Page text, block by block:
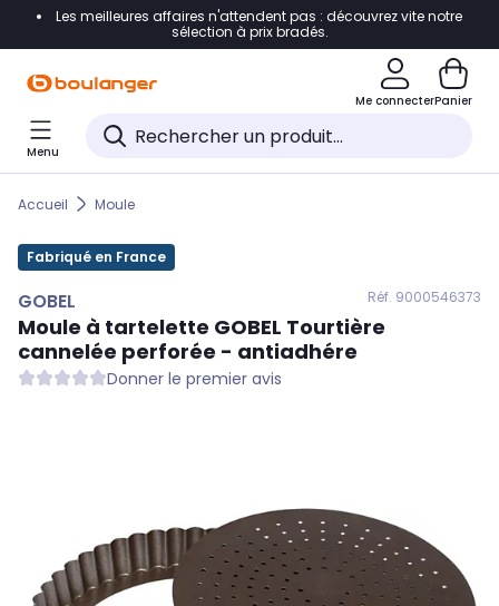
Accéder directement à la navigation
Accéder directement au pied de page
Accéder directement au chatbot
Les meilleures affaires n'attendent pas : découvrez vite notre
sélection à prix bradés.
Me connecterPanier
Menu
Accueil Moule
Fabriqué en France
GOBEL Réf. 9000546373
Moule à tartelette GOBEL Tourtière
cannelée perforée - antiadhére
Donner le premier avis